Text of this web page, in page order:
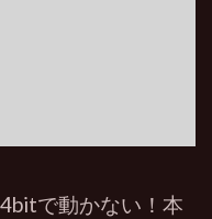
で動かない！本